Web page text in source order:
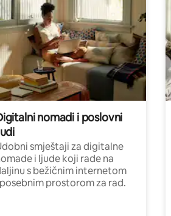
nomadi i poslovni
smještaji za digitalne
i ljude koji rade na
s bežičnim internetom
prostorom za rad.